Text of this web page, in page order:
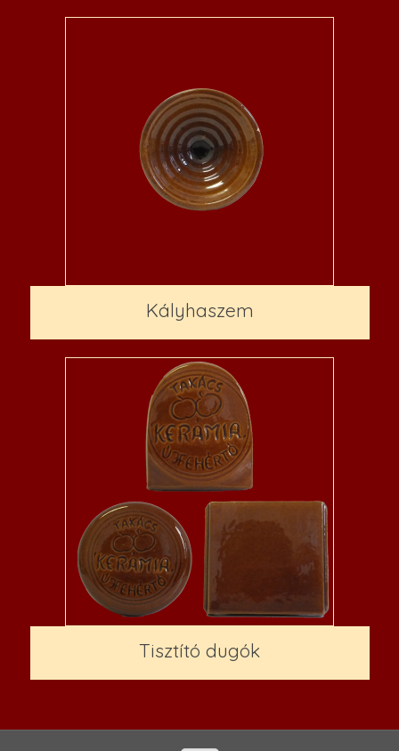
Kályhaszem
Tisztító dugók